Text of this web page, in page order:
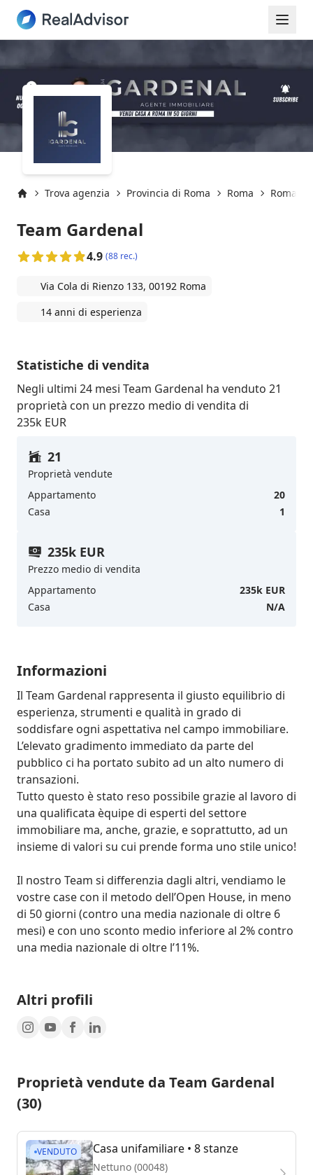
Trova agenzia Provincia di Roma Roma Roma
Team Gardenal
4.9 (88 rec.)
Via Cola di Rienzo 133, 00192 Roma
14 anni di esperienza
Statistiche di vendita
Negli ultimi 24 mesi Team Gardenal ha venduto 21
proprietà con un prezzo medio di vendita di
235k EUR
21
Proprietà vendute
Appartamento
20
Casa
1
235k EUR
Prezzo medio di vendita
Appartamento
235k EUR
Casa
N/A
Informazioni
Il Team Gardenal rappresenta il giusto equilibrio di
esperienza, strumenti e qualità in grado di
soddisfare ogni aspettativa nel campo immobiliare.
L’elevato gradimento immediato da parte del
pubblico ci ha portato subito ad un alto numero di
transazioni.
Tutto questo è stato reso possibile grazie al lavoro di
una qualificata èquipe di esperti del settore
immobiliare ma, anche, grazie, e soprattutto, ad un
insieme di valori su cui prende forma uno stile unico!
Il nostro Team si differenzia dagli altri, vendiamo le
vostre case con il metodo dell’Open House, in meno
di 50 giorni (contro una media nazionale di oltre 6
mesi) e con uno sconto medio inferiore al 2% contro
Altri profili
Proprietà vendute da Team Gardenal
(30)
VENDUTO Casa unifamiliare • 8 stanze
Nettuno (00048)